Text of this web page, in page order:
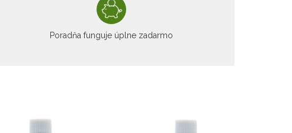
Poradňa funguje úplne zadarmo